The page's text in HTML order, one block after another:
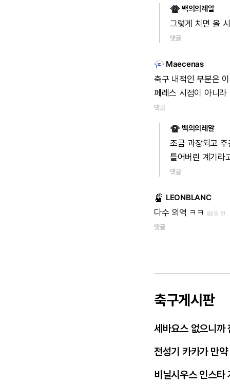
백의의레알
그렇게 치면 올
댓글
Maecenas
축구 내적인 부분은
페레스 시점이 아니라
댓글
백의의레알
조금 과장되고 주
틀어버린 계기라
댓글
LEONBLANC
다수 의역 ㅋㅋ 88일 전
댓글
축구게시판
세바요스 없으니까
전성기 카카가 만
비닐시우스 인스타